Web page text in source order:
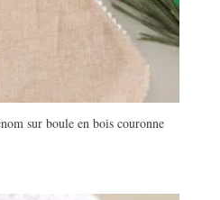
sur boule en bois couronne